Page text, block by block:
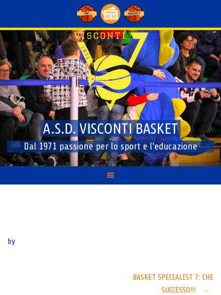
content
A.S.D. VISCONTI BASKET
Dal 1971 passione per lo sport e l'educazione
by
BASKET SPECIALIST 7: CHE
SUCCESSO!!!
→